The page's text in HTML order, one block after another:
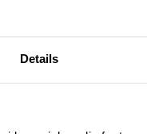
Details
en